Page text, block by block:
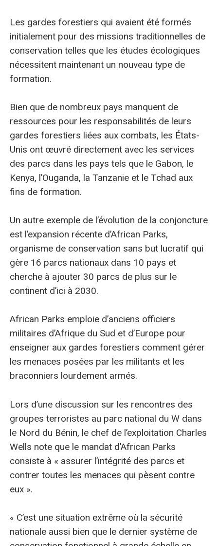
Les gardes forestiers qui avaient été formés
initialement pour des missions traditionnelles de
conservation telles que les études écologiques
nécessitent maintenant un nouveau type de
formation.
Bien que de nombreux pays manquent de
ressources pour les responsabilités de leurs
gardes forestiers liées aux combats, les États-
Unis ont œuvré directement avec les services
des parcs dans les pays tels que le Gabon, le
Kenya, l’Ouganda, la Tanzanie et le Tchad aux
fins de formation.
Un autre exemple de l’évolution de la conjoncture
est l’expansion récente d’African Parks,
organisme de conservation sans but lucratif qui
gère 16 parcs nationaux dans 10 pays et
cherche à ajouter 30 parcs de plus sur le
continent d’ici à 2030.
African Parks emploie d’anciens officiers
militaires d’Afrique du Sud et d’Europe pour
enseigner aux gardes forestiers comment gérer
les menaces posées par les militants et les
braconniers lourdement armés.
Lors d’une discussion sur les rencontres des
groupes terroristes au parc national du W dans
le Nord du Bénin, le chef de l’exploitation Charles
Wells note que le mandat d’African Parks
consiste à « assurer l’intégrité des parcs et
contrer toutes les menaces qui pèsent contre
eux ».
« C’est une situation extrême où la sécurité
nationale aussi bien que le dernier système de